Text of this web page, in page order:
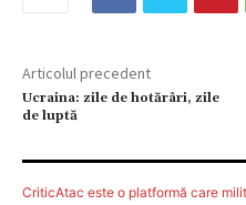
Articolul precedent
Ucraina: zile de hotărâri, zile
de luptă
CriticAtac este o platformă care